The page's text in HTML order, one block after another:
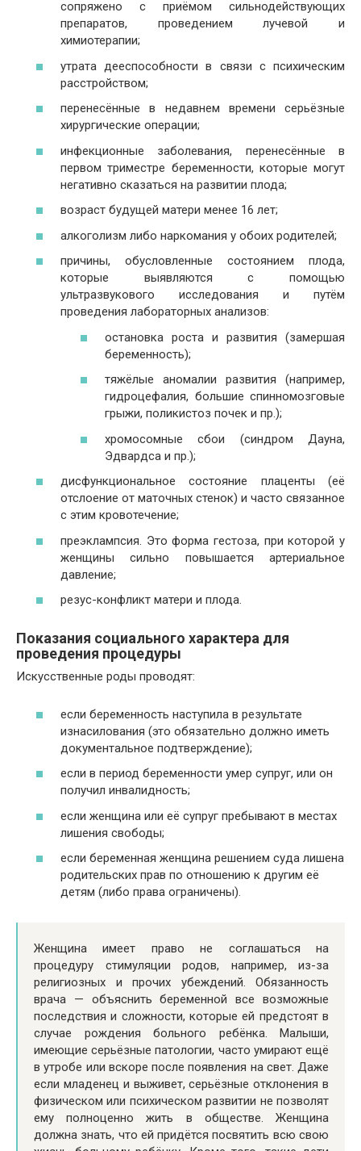
сопряжено с приёмом сильнодействующих
препаратов, проведением лучевой и
химиотерапии;
утрата дееспособности в связи с психическим
расстройством;
перенесённые в недавнем времени серьёзные
хирургические операции;
инфекционные заболевания, перенесённые в
первом триместре беременности, которые могут
негативно сказаться на развитии плода;
возраст будущей матери менее 16 лет;
алкоголизм либо наркомания у обоих родителей;
причины, обусловленные состоянием плода,
которые выявляются с помощью
ультразвукового исследования и путём
проведения лабораторных анализов:
остановка роста и развития (замершая
беременность);
тяжёлые аномалии развития (например,
гидроцефалия, большие спинномозговые
грыжи, поликистоз почек и пр.);
хромосомные сбои (синдром Дауна,
Эдвардса и пр.);
дисфункциональное состояние плаценты (её
отслоение от маточных стенок) и часто связанное
с этим кровотечение;
преэклампсия. Это форма гестоза, при которой у
женщины сильно повышается артериальное
давление;
резус-конфликт матери и плода.
Показания социального характера для
проведения процедуры
Искусственные роды проводят:
если беременность наступила в результате
изнасилования (это обязательно должно иметь
документальное подтверждение);
если в период беременности умер супруг, или он
получил инвалидность;
если женщина или её супруг пребывают в местах
лишения свободы;
если беременная женщина решением суда лишена
родительских прав по отношению к другим её
детям (либо права ограничены).
Женщина имеет право не соглашаться на
процедуру стимуляции родов, например, из-за
религиозных и прочих убеждений. Обязанность
врача — объяснить беременной все возможные
последствия и сложности, которые ей предстоят в
случае рождения больного ребёнка. Малыши,
имеющие серьёзные патологии, часто умирают ещё
в утробе или вскоре после появления на свет. Даже
если младенец и выживет, серьёзные отклонения в
физическом или психическом развитии не позволят
ему полноценно жить в обществе. Женщина
должна знать, что ей придётся посвятить всю свою